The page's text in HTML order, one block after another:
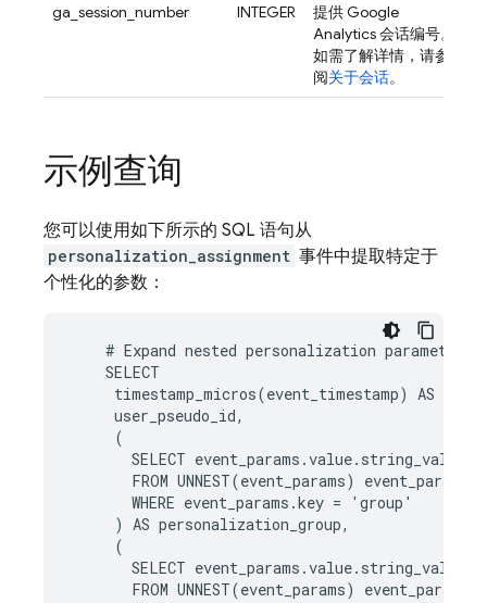
ga_session_number
INTEGER 提供Google
Analytics会话编号。
如需了解详情，请参
阅关于会话。
示例查询
您可以使用如下所示的 SQL 语句从
personalization_assignment 事件中提取特定于
个性化的参数：
# Expand nested personalization parameters
SELECT
timestamp_micros(event_timestamp) AS
user_pseudo_id,
(
SELECT event_params .value. string_value
FROM UNNEST(event_params)
event_params
WHERE event_params .key = ' group '
)
AS personalization_group,
(
SELECT event_params .value. string_value
FROM UNNEST(event_params)
event_params